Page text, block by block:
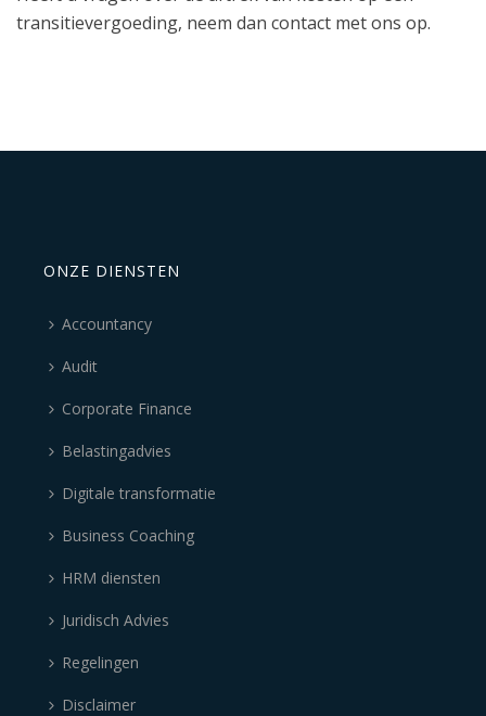
transitievergoeding, neem dan contact met ons op.
ONZE DIENSTEN
Accountancy
Audit
Corporate Finance
Belastingadvies
Digitale transformatie
Business Coaching
HRM diensten
Juridisch Advies
Regelingen
Disclaimer